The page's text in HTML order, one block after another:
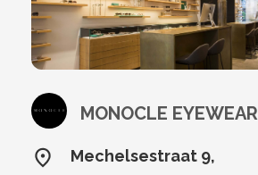
MONOCLE EYEWEAR
Mechelsestraat 9,